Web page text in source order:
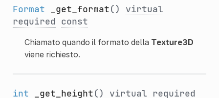
Format _get_format() virtual
required const
Chiamato quando il formato della Texture3D
viene richiesto.
int _get_height() virtual
required